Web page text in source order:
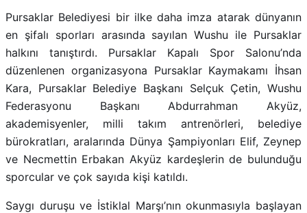
Pursaklar Belediyesi bir ilke daha imza atarak dünyanın
en şifalı sporları arasında sayılan Wushu ile Pursaklar
halkını tanıştırdı. Pursaklar Kapalı Spor Salonu’nda
düzenlenen organizasyona Pursaklar Kaymakamı İhsan
Kara, Pursaklar Belediye Başkanı Selçuk Çetin, Wushu
Federasyonu Başkanı Abdurrahman Akyüz,
akademisyenler, milli takım antrenörleri, belediye
bürokratları, aralarında Dünya Şampiyonları Elif, Zeynep
ve Necmettin Erbakan Akyüz kardeşlerin de bulunduğu
sporcular ve çok sayıda kişi katıldı.
Saygı duruşu ve İstiklal Marşı’nın okunmasıyla başlayan